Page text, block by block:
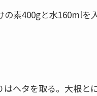
素400gと水160mlを
ヘタを取る。大根と